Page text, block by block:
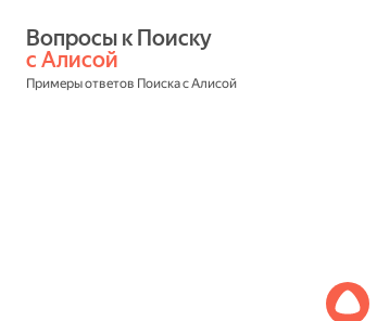
с Алисой
Примеры ответов Поиска с Алисой